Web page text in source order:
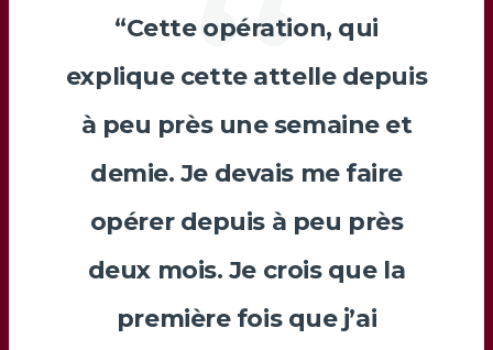
“Cette opération, qui
explique cette attelle depuis
à peu près une semaine et
demie. Je devais me faire
opérer depuis à peu près
deux mois. Je crois que la
première fois que j’ai